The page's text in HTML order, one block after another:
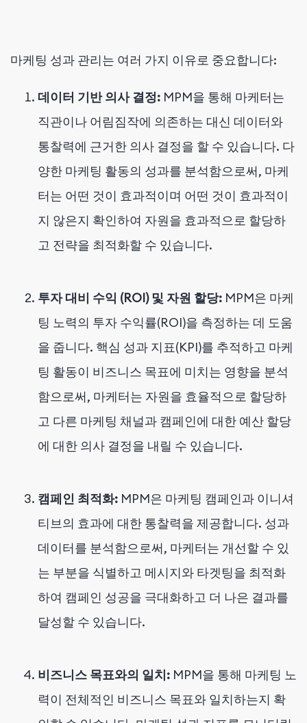
마케팅 성과 관리는 여러 가지 이유로 중요합니다:
데이터 기반 의사 결정: MPM을 통해 마케터는
직관이나 어림짐작에 의존하는 대신 데이터와
통찰력에 근거한 의사 결정을 할 수 있습니다. 다
양한 마케팅 활동의 성과를 분석함으로써, 마케
터는 어떤 것이 효과적이며 어떤 것이 효과적이
지 않은지 확인하여 자원을 효과적으로 할당하
고 전략을 최적화할 수 있습니다.
투자 대비 수익 (ROI) 및 자원 할당: MPM은 마케
팅 노력의 투자 수익률(ROI)을 측정하는 데 도움
을 줍니다. 핵심 성과 지표(KPI)를 추적하고 마케
팅 활동이 비즈니스 목표에 미치는 영향을 분석
함으로써, 마케터는 자원을 효율적으로 할당하
고 다른 마케팅 채널과 캠페인에 대한 예산 할당
에 대한 의사 결정을 내릴 수 있습니다.
캠페인 최적화: MPM은 마케팅 캠페인과 이니셔
티브의 효과에 대한 통찰력을 제공합니다. 성과
데이터를 분석함으로써, 마케터는 개선할 수 있
는 부분을 식별하고 메시지와 타겟팅을 최적화
하여 캠페인 성공을 극대화하고 더 나은 결과를
달성할 수 있습니다.
비즈니스 목표와의 일치: MPM을 통해 마케팅 노
력이 전체적인 비즈니스 목표와 일치하는지 확